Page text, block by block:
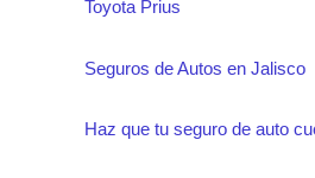
Toyota Prius
Seguros de Autos en Jalisco
Haz que tu seguro de auto